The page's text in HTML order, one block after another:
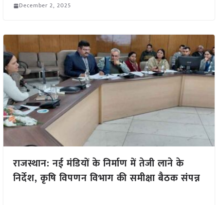
December 2, 2025
राजस्थान: नई मंडियों के निर्माण में तेजी लाने के
निर्देश, कृषि विपणन विभाग की समीक्षा बैठक संपन्न